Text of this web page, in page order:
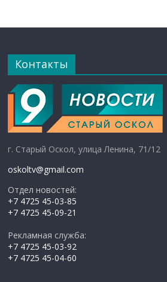
Контакты
г. Старый Оскол, улица Ленина, 71/12
oskoltv@gmail.com
Отдел новостей:
+7 4725 45-03-85
+7 4725 45-09-21
Рекламная служба:
+7 4725 45-03-92
+7 4725 45-04-60